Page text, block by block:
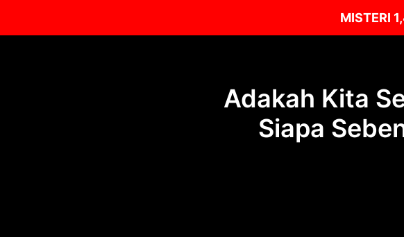
MISTERI
Adakah Kita
Siapa